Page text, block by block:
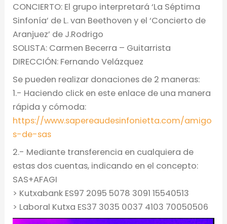
CONCIERTO: El grupo interpretará ‘La Séptima
Sinfonía’ de L. van Beethoven y el ‘Concierto de
Aranjuez’ de J.Rodrigo
SOLISTA: Carmen Becerra – Guitarrista
DIRECCIÓN: Fernando Velázquez
Se pueden realizar donaciones de 2 maneras:
1.- Haciendo click en este enlace de una manera
rápida y cómoda:
https://www.sapereaudesinfonietta.com/amigo
s-de-sas
2.- Mediante transferencia en cualquiera de
estas dos cuentas, indicando en el concepto:
SAS+AFAGI
> Kutxabank ES97 2095 5078 3091 15540513
> Laboral Kutxa ES37 3035 0037 4103 70050506